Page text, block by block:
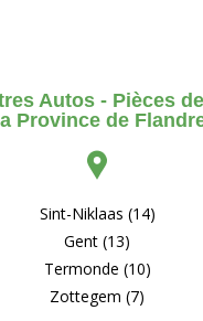
Autos - Pièces
Province de
Sint-Niklaas (14)
Gent (13)
Termonde (10)
Zottegem (7)